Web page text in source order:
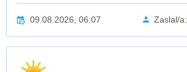
09.08.2026, 06:07 Zaslal/a: